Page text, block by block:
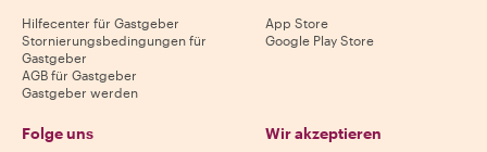
Hilfecenter für Gastgeber
Stornierungsbedingungen für
Gastgeber
AGB für Gastgeber
Gastgeber werden
App Store
Google Play Store
Folge uns Wir akzeptieren